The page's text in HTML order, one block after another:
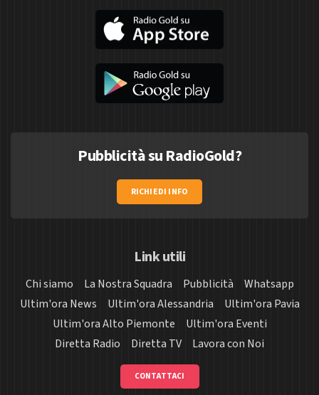
Pubblicità su RadioGold?
RICHIEDI INFO
Link utili
Chi siamo La Nostra Squadra Pubblicità
Whatsapp
Ultim'ora News
Ultim'ora Alessandria
Ultim'ora Pavia
Ultim'ora Alto Piemonte
Ultim'ora Eventi
Diretta Radio
Diretta TV Lavora con Noi
CONTATTACI